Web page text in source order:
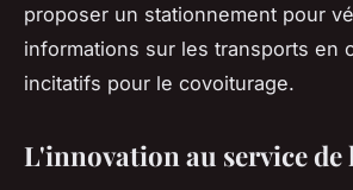
proposer un stationnement pour
informations sur les transports en
incitatifs pour le covoiturage.
L'innovation au service